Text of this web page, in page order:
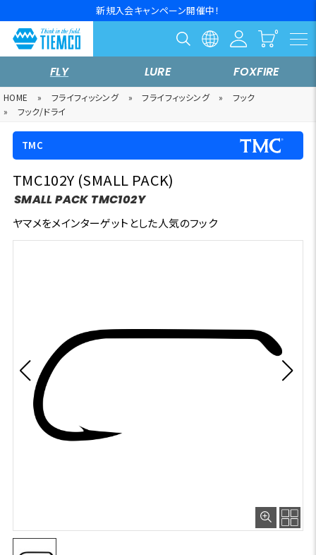
新規入会キャンペーン開催中！
FLY LURE FOXFIRE
HOME » フライフィッシング » フライフィッシング »
フック
»
フック/ドライ
TMC
TMC102Y (SMALL PACK)
SMALL PACK TMC102Y
ヤマメをメインターゲットとした人気のフック